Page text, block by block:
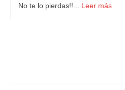
No te lo pierdas!!... Leer más